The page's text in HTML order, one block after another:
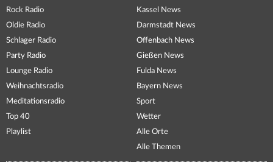
Rock Radio
Oldie Radio
Schlager Radio
Party Radio
Lounge Radio
Weihnachtsradio
Meditationsradio
Top 40
Playlist
Kassel News
Darmstadt News
Offenbach News
Gießen News
Fulda News
Bayern News
Sport
Wetter
Alle Orte
Alle Themen